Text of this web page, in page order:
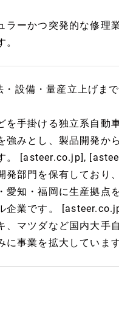
ーかつ突発的な修理
設備・量産立上げま
を手掛ける独立系自動
みとし、製品開発か
。 [asteer.co.jp],
発部門を保有しており
愛知・福岡に生産拠点
企業です。
マツダなど国内大手
事業を拡大しています